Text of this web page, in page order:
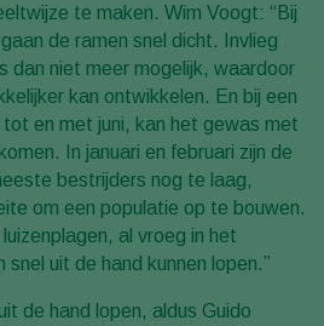
te maken. Wim Voogt: “Bij
de ramen snel dicht. Invlieg
dan niet meer mogelijk, waardoor
kan ontwikkelen. En bij een
en met juni, kan het gewas met
In januari en februari zijn de
bestrijders nog te laag,
om een populatie op te bouwen.
al vroeg in het
uit de hand kunnen lopen.”
de hand lopen, aldus Guido